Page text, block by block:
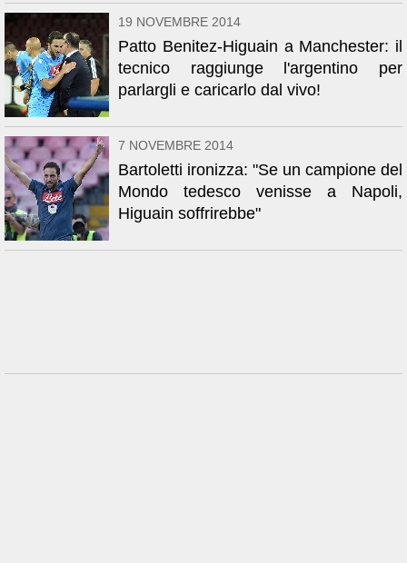
19 NOVEMBRE 2014
Patto Benitez-Higuain a Manchester: il
tecnico raggiunge l'argentino per
parlargli e caricarlo dal vivo!
7 NOVEMBRE 2014
Bartoletti ironizza: "Se un campione del
Mondo tedesco venisse a Napoli,
Higuain soffrirebbe"